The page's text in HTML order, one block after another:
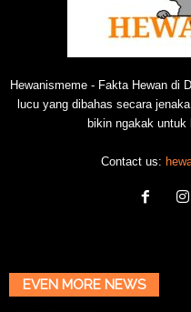
Hewanismeme - Fakta Hewan di
lucu yang dibahas secara
bikin ngakak untuk
Contact us:
EVEN MORE NEWS